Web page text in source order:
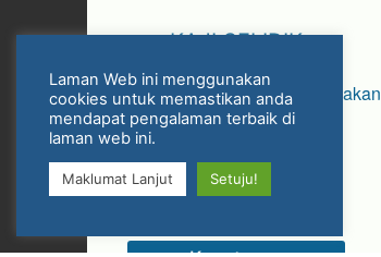
KAJI SELIDIK
Tahap perkhidmatan yang disediakan
di Laman DBP ?
Laman Web ini menggunakan
cookies untuk memastikan anda
mendapat pengalaman terbaik di
laman web ini.
Maklumat Lanjut Setuju!